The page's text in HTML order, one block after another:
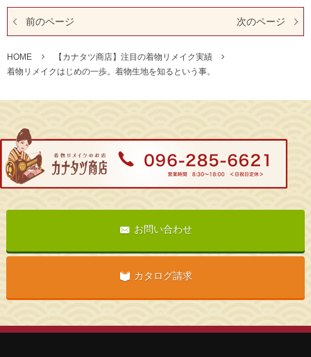
前のページ 次のページ
HOME
【カナタツ商店】注目の着物リメイク実績
着物リメイクはじめの一歩。着物生地を知るという事。
お問い合わせ
カタログ請求